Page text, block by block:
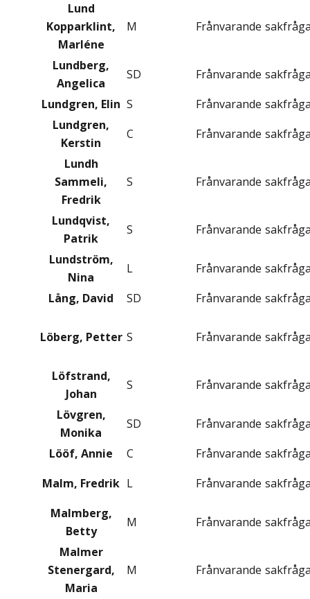
Lund
Kopparklint,
Marléne
M Frånvarande
Lundberg,
Angelica
SD Frånvarande
Lundgren, Elin S Frånvarande
Lundgren,
Kerstin
C Frånvarande
Lundh
Sammeli,
Fredrik
S Frånvarande
Lundqvist,
Patrik
S Frånvarande
Lundström,
Nina
L Frånvarande
Lång, David
SD Frånvarande
Löberg, Petter S Frånvarande
Löfstrand,
Johan
S Frånvarande
Lövgren,
Monika
SD Frånvarande
Lööf, Annie
C Frånvarande
Malm, Fredrik L Frånvarande
Malmberg,
Betty
M Frånvarande
Malmer
Stenergard,
Maria
M Frånvarande